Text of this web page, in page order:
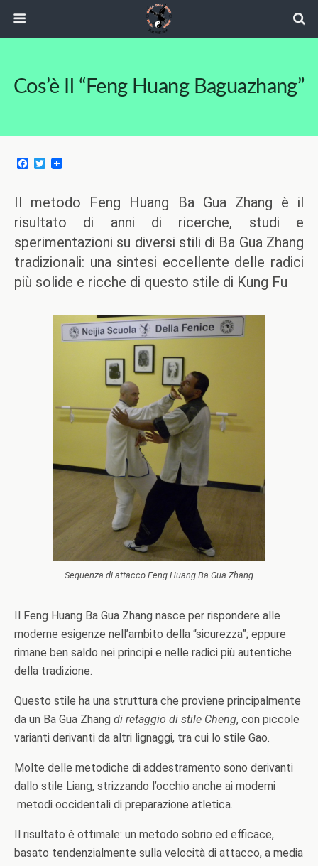
Cos’è Il “Feng Huang Baguazhang”
F
e
b
o
o
k
T
t
t
e
r
Il metodo Feng Huang Ba Gua Zhang è il
risultato di anni di ricerche, studi e
sperimentazioni su diversi stili di Ba Gua Zhang
tradizionali: una sintesi eccellente delle radici
più solide e ricche di questo stile di Kung Fu
Sequenza di attacco Feng Huang Ba Gua Zhang
Il Feng Huang Ba Gua Zhang nasce per rispondere alle
moderne esigenze nell’ambito della “sicurezza”; eppure
rimane ben saldo nei principi e nelle radici più autentiche
della tradizione.
Questo stile ha una struttura che proviene principalmente
da un Ba Gua Zhang di retaggio di stile Cheng, con piccole
varianti derivanti da altri lignaggi, tra cui lo stile Gao.
Molte delle metodiche di addestramento sono derivanti
dallo stile Liang, strizzando l’occhio anche ai moderni
metodi occidentali di preparazione atletica.
Il risultato è ottimale: un metodo sobrio ed efficace,
basato tendenzialmente sulla velocità di attacco, a media